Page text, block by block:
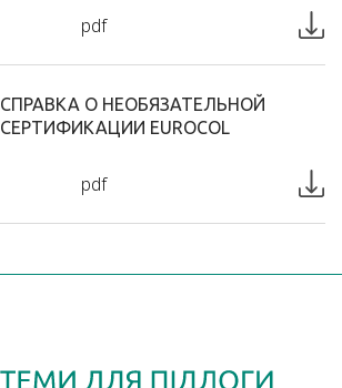
pdf
СПРАВКА О НЕОБЯЗАТЕЛЬНОЙ
СЕРТИФИКАЦИИ EUROCOL
pdf